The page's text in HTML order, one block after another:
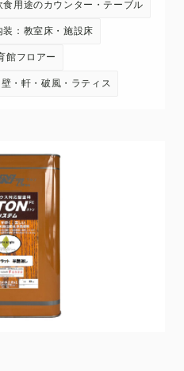
食用途のカウンター・テーブル
装：教室床・施設床
館フロアー
・軒・破風・ラティス